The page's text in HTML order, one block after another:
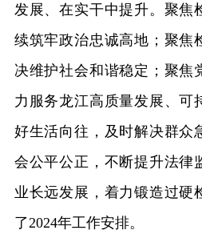
发展、在实干中提升。聚焦
续筑牢政治忠诚高地；聚焦
决维护社会和谐稳定；聚焦
力服务龙江高质量发展、可
好生活向往，及时解决群众
会公平公正，不断提升法律
业长远发展，着力锻造过硬
了2024年工作安排。